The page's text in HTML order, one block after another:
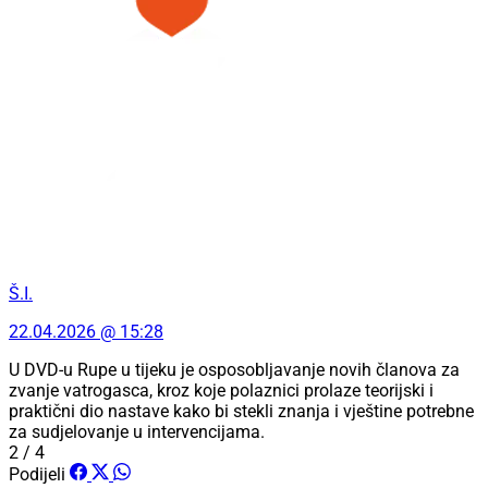
Š.I.
22.04.2026 @ 15:28
U DVD-u Rupe u tijeku je osposobljavanje novih članova za
zvanje vatrogasca, kroz koje polaznici prolaze teorijski i
praktični dio nastave kako bi stekli znanja i vještine potrebne
za sudjelovanje u intervencijama.
2 / 4
Podijeli